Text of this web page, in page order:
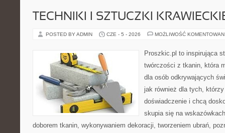
TECHNIKI I SZTUCZKI
POSTED BY ADMIN CZE - 5 - 2026 MOŻLIWOŚĆ
Proszkic.pl to inspirująca
twórczości z tkanin, która
dla osób odkrywających
jak również dla tych,
doświadczenie i chcą
skupia się na
doborem tkanin, wykonywaniem dekoracji, tworzeniem ubrań,